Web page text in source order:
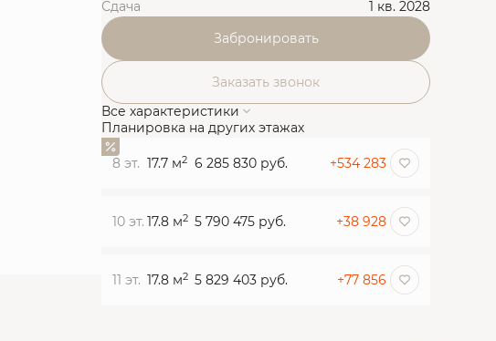
Сдача
1 кв. 2028
Забронировать
Заказать звонок
Все характеристики
Планировка на других этажах
8 эт. 17.7 м2 6 285 830 руб. +534 283
10 эт. 17.8 м2 5 790 475 руб. +38 928
11 эт. 17.8 м2 5 829 403 руб. +77 856